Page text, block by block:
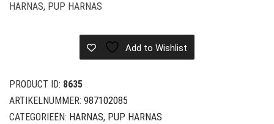
HARNAS, PUP HARNAS
Add to Wishlist
PRODUCT ID: 8635
ARTIKELNUMMER: 987102085
CATEGORIEËN: HARNAS, PUP HARNAS